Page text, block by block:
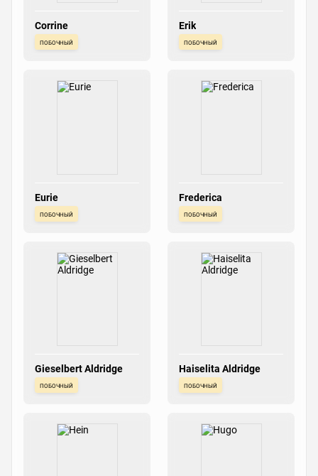
Corrine
побочный
Erik
побочный
Eurie
побочный
Frederica
побочный
Gieselbert Aldridge
побочный
Haiselita Aldridge
побочный